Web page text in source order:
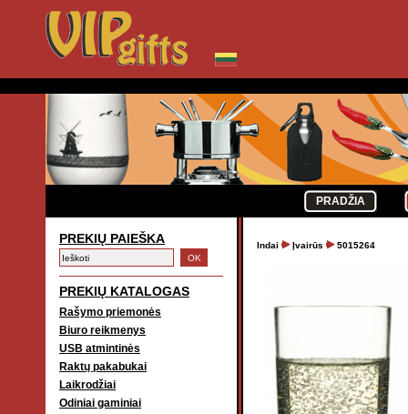
PRADŽIA
PREKIŲ PAIEŠKA
PREKIŲ KATALOGAS
Rašymo priemonės
Biuro reikmenys
USB atmintinės
Raktų pakabukai
Laikrodžiai
Odiniai gaminiai
Indai Įvairūs 5015264